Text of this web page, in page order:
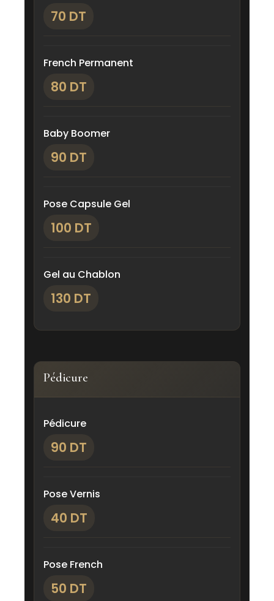
70 DT
French Permanent
80 DT
Baby Boomer
90 DT
Pose Capsule Gel
100 DT
Gel au Chablon
130 DT
Pédicure
Pédicure
90 DT
Pose Vernis
40 DT
Pose French
50 DT